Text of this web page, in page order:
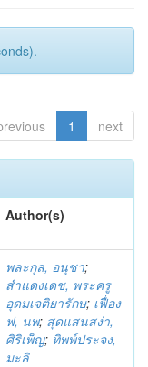
1 next
Author(s)
พละกุล, อนุชา;
สำแดงเดช, พระครู
อุดมเจติยารักษ; เฟื่อง
ฟ, นพ; สุดแสนสง่า,
ศิริเพ็ญ; ทิพพ์ประจง,
มะลิ